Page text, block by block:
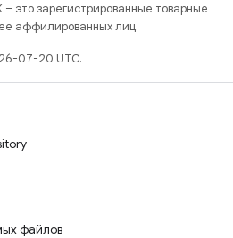
– это зарегистрированные товарные
аффилированных лиц.
07-20 UTC.
файлов